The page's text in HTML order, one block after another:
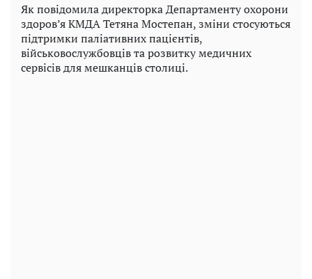
Як повідомила директорка Департаменту охорони
здоров’я КМДА Тетяна Мостепан, зміни стосуються
підтримки паліативних пацієнтів,
військовослужбовців та розвитку медичних
сервісів для мешканців столиці.